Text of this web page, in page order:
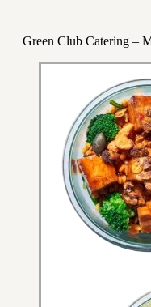
Green Club Catering –